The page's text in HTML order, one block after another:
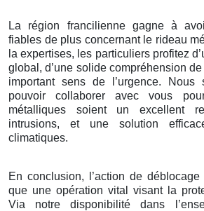
La région francilienne gagne à
fiables de plus concernant le rideau
la expertises, les particuliers profitez
global, d’une solide compréhension
important sens de l’urgence. Nous
pouvoir collaborer avec vous
métalliques soient un excellent
intrusions, et une solution
climatiques.
En conclusion, l’action de
que une opération vital visant la
Via notre disponibilité dans